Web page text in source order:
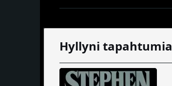
Hyllyni tapahtumia